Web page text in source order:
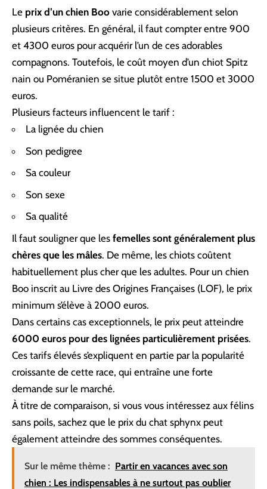
Le prix d’un chien Boo varie considérablement selon
plusieurs critères. En général, il faut compter entre 900
et 4300 euros pour acquérir l’un de ces adorables
compagnons. Toutefois, le coût moyen d’un chiot Spitz
nain ou Poméranien se situe plutôt entre 1500 et 3000
euros.
Plusieurs facteurs influencent le tarif :
La lignée du chien
Son pedigree
Sa couleur
Son sexe
Sa qualité
Il faut souligner que les femelles sont généralement plus
chères que les mâles. De même, les chiots coûtent
habituellement plus cher que les adultes. Pour un chien
Boo inscrit au Livre des Origines Françaises (LOF), le prix
minimum s’élève à 2000 euros.
Dans certains cas exceptionnels, le prix peut atteindre
6000 euros pour des lignées particulièrement prisées.
Ces tarifs élevés s’expliquent en partie par la popularité
croissante de cette race, qui entraîne une forte
demande sur le marché.
À titre de comparaison, si vous vous intéressez aux félins
sans poils, sachez que le prix du chat sphynx peut
également atteindre des sommes conséquentes.
Sur le même thème : Partir en vacances avec son
chien : Les indispensables à ne surtout pas oublier